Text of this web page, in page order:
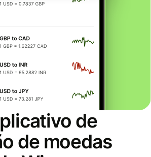
de
de moedas